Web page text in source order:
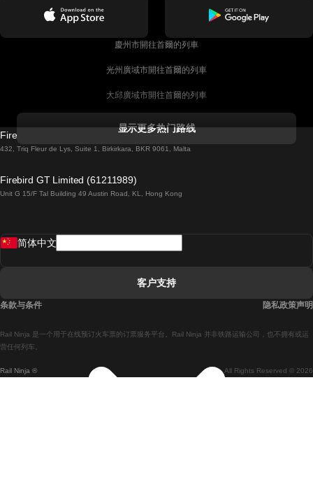
慶州市開往首爾的列車
光州廣域市開往首爾的列車
大邱廣域市開往首爾的列車
都柏林開往戈尔韦的列車
羅馬開往拿坡里的列車
馬德里開往巴塞罗那的列車
显示更多热门路线
Firebird GT Limited (OC 1451)
432, Triq Fleur de Lys, Suite 1, Birkirkara, BKR 9061, Malta
Firebird GT Limited (61211989)
Unit G 15/F Tal Building 49 Austin Road, KL, Hong Kong
Rail Ninja ® All Rights Reserved © 2026
Rail Ninja 是一个用于在线预订火车票的订票服务平台。Rail Ninja 并非铁路运输公司，也不拥有或运
营任何列车。
简体中文
客户支持
条款与条件 隐私政策声明